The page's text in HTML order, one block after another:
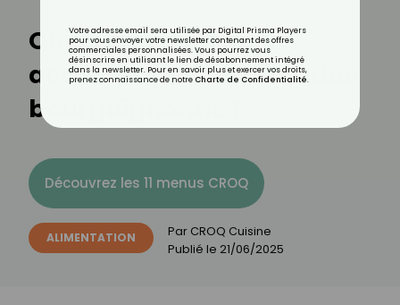
Quels légumes pour
accompagner une fondue
bourguignonne ?
Découvrez les 11 menus CROQ
ALIMENTATION Par CROQ Cuisine
Publié le 21/06/2025
Votre adresse email sera utilisée par Digital Prisma Players
pour vous envoyer votre newsletter contenant des offres
commerciales personnalisées. Vous pourrez vous
désinscrire en utilisant le lien de désabonnement intégré
dans la newsletter. Pour en savoir plus et exercer vos droits,
prenez connaissance de notre Charte de Confidentialité.